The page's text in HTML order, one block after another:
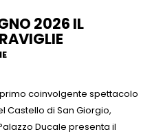
2026 IL
coinvolgente spettacolo
Castello di San Giorgio,
Ducale presenta il